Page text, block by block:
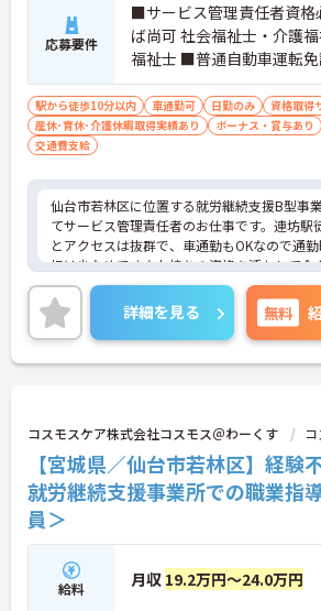
応募要件
■サービス管理責任者資
ば尚可 社会福祉士・介護
福祉士 ■普通自動車運転
必須
駅から徒歩10分以内 車通勤可 日勤のみ 資格取得
産休･育休･介護休暇取得実績あり
ボーナス・賞与あり
交通費支給
仙台市若林区に位置する就労継続支援B型事
てサービス管理責任者のお仕事です。連坊駅
とアクセスは抜群で、車通勤もOKなので通勤
担は少なめです♪お持ちの資格を活かして今
っとスキルアップ・キャリアアップを目指し
か？福利厚生充実◎定年制70歳まであり、末
心して働ける環境が整っています！ご興味の
には、面接対策ポイントなどさらに詳細をお
しますので、お気軽にご相談ください。
詳細を見る 無料
コスモスケア株式会社コスモス＠わーくす
【宮城県／仙台市若林区】経験
就労継続支援事業所での職業指
員＞
給料 月収 19.2万円～24.0万円